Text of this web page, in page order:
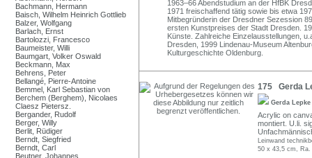
Bachmann, Hermann
Baisch, Wilhelm Heinrich Gottlieb
Balzer, Wolfgang
Barlach, Ernst
Bartolozzi, Francesco
Baumeister, Willi
Baumgart, Volker Oswald
Beckmann, Max
Behrens, Peter
Bellangé, Pierre-Antoine
Bemmel, Karl Sebastian von
Berchem (Berghem), Nicolaes
Claesz Pietersz.
Bergander, Rudolf
Berger, Willy
Berlit, Rüdiger
Berndt, Siegfried
Berndt, Carl
Beutner, Johannes
1963–66 Abendstudium an der HfBK
1971 freischaffend tätig sowie bis etwa
Mitbegründerin der Dresdner Sezession
ersten Kunstpreises der Stadt Dresden.
Künste. Zahlreiche Einzelausstellungen,
Dresden, 1999 Lindenau-Museum
Kulturgeschichte Oldenburg.
175 Gerda
Gerda Lepke
Acrylic on
montiert. U.li.
Leinwand
50 x 43,5 cm,